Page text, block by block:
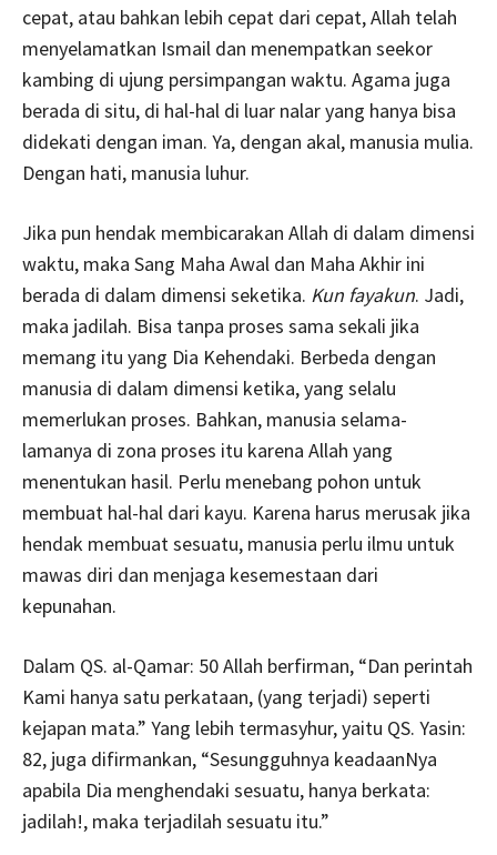
cepat, atau bahkan lebih cepat dari cepat, Allah telah
menyelamatkan Ismail dan menempatkan seekor
kambing di ujung persimpangan waktu. Agama juga
berada di situ, di hal-hal di luar nalar yang hanya bisa
didekati dengan iman. Ya, dengan akal, manusia mulia.
Dengan hati, manusia luhur.
Jika pun hendak membicarakan Allah di dalam dimensi
waktu, maka Sang Maha Awal dan Maha Akhir ini
berada di dalam dimensi seketika. Kun fayakun. Jadi,
maka jadilah. Bisa tanpa proses sama sekali jika
memang itu yang Dia Kehendaki. Berbeda dengan
manusia di dalam dimensi ketika, yang selalu
memerlukan proses. Bahkan, manusia selama-
lamanya di zona proses itu karena Allah yang
menentukan hasil. Perlu menebang pohon untuk
membuat hal-hal dari kayu. Karena harus merusak jika
hendak membuat sesuatu, manusia perlu ilmu untuk
mawas diri dan menjaga kesemestaan dari
kepunahan.
Dalam QS. al-Qamar: 50 Allah berfirman, “Dan perintah
Kami hanya satu perkataan, (yang terjadi) seperti
kejapan mata.” Yang lebih termasyhur, yaitu QS. Yasin:
82, juga difirmankan, “Sesungguhnya keadaanNya
apabila Dia menghendaki sesuatu, hanya berkata:
jadilah!, maka terjadilah sesuatu itu.”